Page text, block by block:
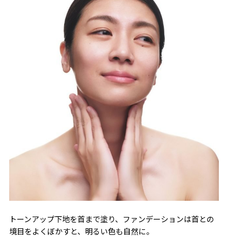
トーンアップ下地を首まで塗り、ファンデーションは首との
境目をよくぼかすと、明るい色も自然に。